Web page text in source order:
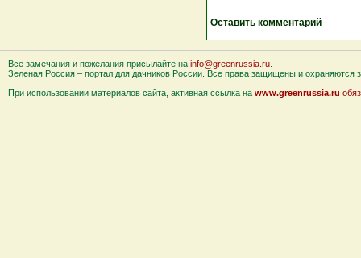
Оставить комментарий
Все замечания и пожелания присылайте на info@greenrussia.ru
Зеленая Россия – портал для дачников России. Все права защищены и охраняются
При использовании материалов сайта, активная ссылка на www.greenrussia.ru